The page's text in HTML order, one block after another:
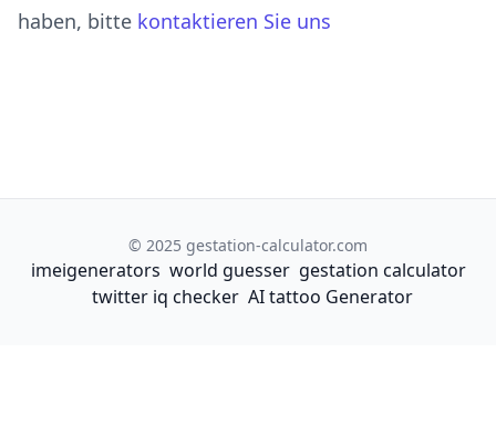
haben, bitte kontaktieren Sie uns
© 2025 gestation-calculator.com
imeigenerators world guesser gestation calculator
twitter iq checker AI tattoo Generator